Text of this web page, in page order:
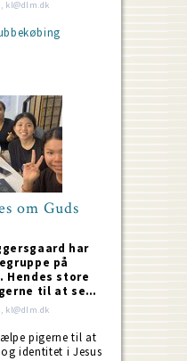
kl@dlm.dk
om Guds
har
på
Hendes store
til at se…
kl@dlm.dk
pigerne til at
identitet i Jesus